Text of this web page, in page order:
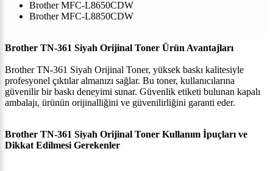
Brother MFC-L8650CDW
Brother MFC-L8850CDW
Brother TN-361 Siyah Orijinal Toner Ürün Avantajları
Brother TN-361 Siyah Orijinal Toner, yüksek baskı kalitesiyle
profesyonel çıktılar almanızı sağlar. Bu toner, kullanıcılarına
güvenilir bir baskı deneyimi sunar. Güvenlik etiketi bulunan kapalı
ambalajı, ürünün orijinalliğini ve güvenilirliğini garanti eder.
Brother TN-361 Siyah Orijinal Toner Kullanım İpuçları ve
Dikkat Edilmesi Gerekenler